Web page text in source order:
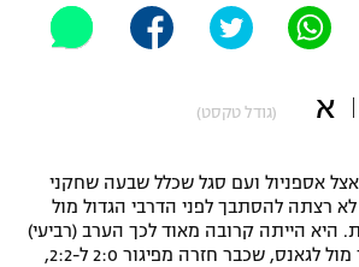
– פודקאסט
בפרסים
בפרסים
אלקטרה
א (גודל טקסט)
אספניול ועם סגל שכלל שבעה שחקני
לא רצתה להסתבך לפני הדרבי הגדול מול
היא הייתה קרובה מאוד לכך הערב (רביעי)
ברבע גמר גביע המלך מול לגאנס, שכבר חזרה מפיגור 2:0 ל-2:2,